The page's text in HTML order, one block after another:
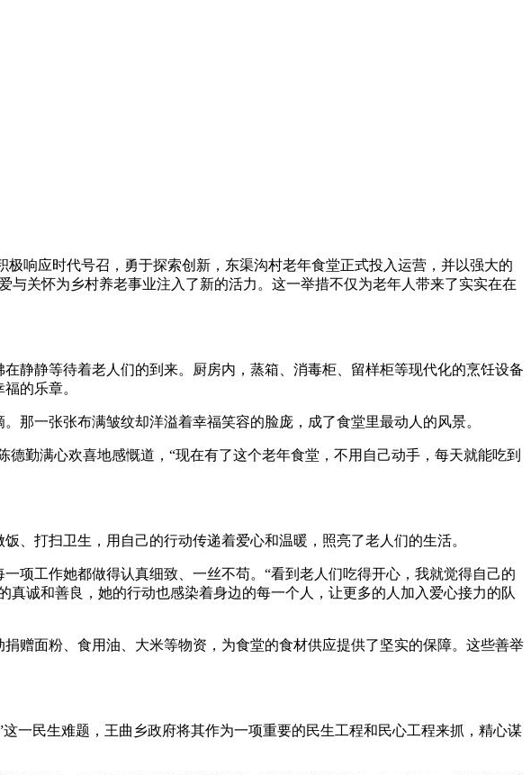
响应时代号召，勇于探索创新，东渠沟村老年食堂正式投入运营，并以强大的
关怀为乡村养老事业注入了新的活力。这一举措不仅为老年人带来了实实在在
静静等待着老人们的到来。厨房内，蒸箱、消毒柜、留样柜等现代化的烹饪设备
的乐章。
那一张张布满皱纹却洋溢着幸福笑容的脸庞，成了食堂里最动人的风景。
勤满心欢喜地感慨道，“现在有了这个老年食堂，不用自己动手，每天就能吃到
、打扫卫生，用自己的行动传递着爱心和温暖，照亮了老人们的生活。
项工作她都做得认真细致、一丝不苟。“看到老人们吃得开心，我就觉得自己的
诚和善良，她的行动也感染着身边的每一个人，让更多的人加入爱心接力的队
赠面粉、食用油、大米等物资，为食堂的食材供应提供了坚实的保障。这些善举
一民生难题，王曲乡政府将其作为一项重要的民生工程和民心工程来抓，精心谋